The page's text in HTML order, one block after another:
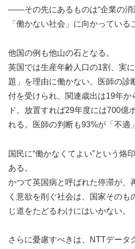
――その先にあるものは“企業の消
「働かない社会」に向かっている
他国の例も他山の石となる。
英国では生産年齢人口の1割、実
題」を理由に働かない。医師の診
付を受けられ、関連歳出は19年か
ド。放置すれば29年度には700億
れる。医師の判断も93%が「不適
国民に“働かなくてよい”という烙
ある。
かつて英国病と呼ばれた停滞が、
く意欲を削ぐ社会は、国家そのも
じ道をたどるわけにはいかない。
さらに憂慮すべきは、NTTデータ